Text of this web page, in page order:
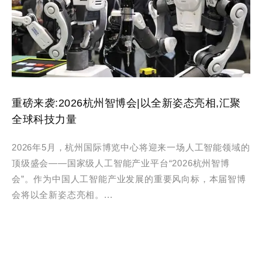
重磅来袭:2026杭州智博会|以全新姿态亮相,汇聚
全球科技力量
2026年5月，杭州国际博览中心将迎来一场人工智能领域的
顶级盛会——国家级人工智能产业平台“2026杭州智博
会”。作为中国人工智能产业发展的重要风向标，本届智博
会将以全新姿态亮相。...